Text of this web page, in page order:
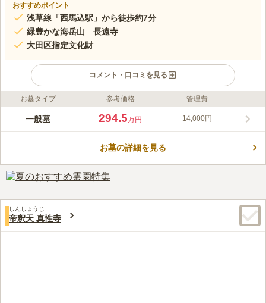
おすすめポイント
浅草線「西馬込駅」から徒歩約7分
緑豊かな海岳山 長遠寺
大田区指定文化財
コメント・口コミを見る
ライフドット編集部のコメント
「西馬込駅」から徒歩圏内、バスでも行けうるアクセス良好な霊
る十一面観音は、もとは上大崎六軒茶屋光雲寺の本尊で、神亀元
て一刀三礼して刻まれたと伝えられています。俗に鎌作観音と呼
ばれ、現在、大田区指定文化財となっています。
口コミ評価
お墓タイプ 参考価格 管理費
一般墓 294.5万円 14,000円
お墓の詳細を見る
しんしょうじ
帝釈天 真性寺